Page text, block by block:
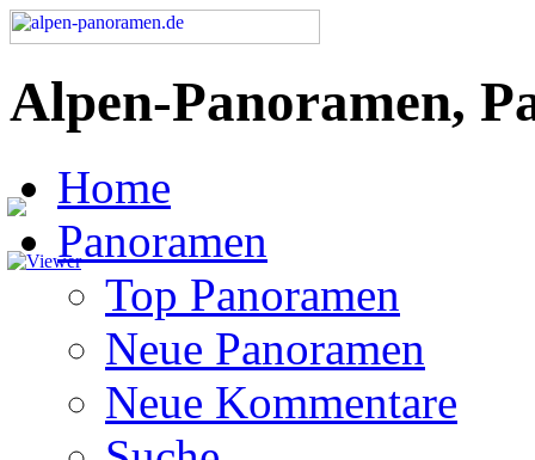
Alpen-Panoramen,
Home
Panoramen
Top Panoramen
Neue Panoramen
Neue Kommentare